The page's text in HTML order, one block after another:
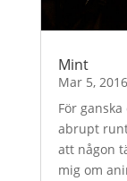
Mint
Mar 5, 2016
För
abrupt
att någon
mig om